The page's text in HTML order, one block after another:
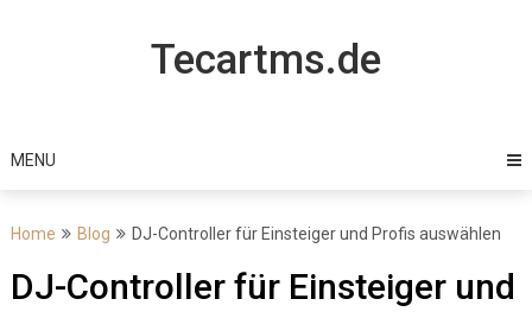
Tecartms.de
MENU
Home Blog DJ-Controller für Einsteiger und Profis auswählen
DJ-Controller für Einsteiger und